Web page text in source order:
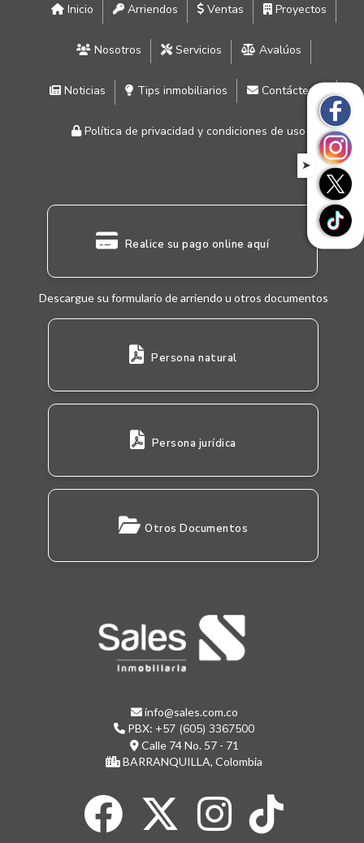
Inicio Arriendos Ventas Proyectos
Nosotros Servicios Avalúos
Noticias Tips inmobiliarios Contáctenos
Política de privacidad y condiciones de uso
Realice su pago online aquí
Descargue su formulario de arriendo u otros documentos
Persona natural
Persona jurídica
Otros Documentos
info@sales.com.co
PBX: +57 (605) 3367500
Calle 74 No. 57 - 71
BARRANQUILLA, Colombia
➤